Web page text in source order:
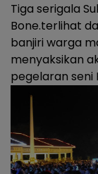
Tiga serigala
Bone.terlihat
banjiri warga
menyaksikan
pegelaran seni